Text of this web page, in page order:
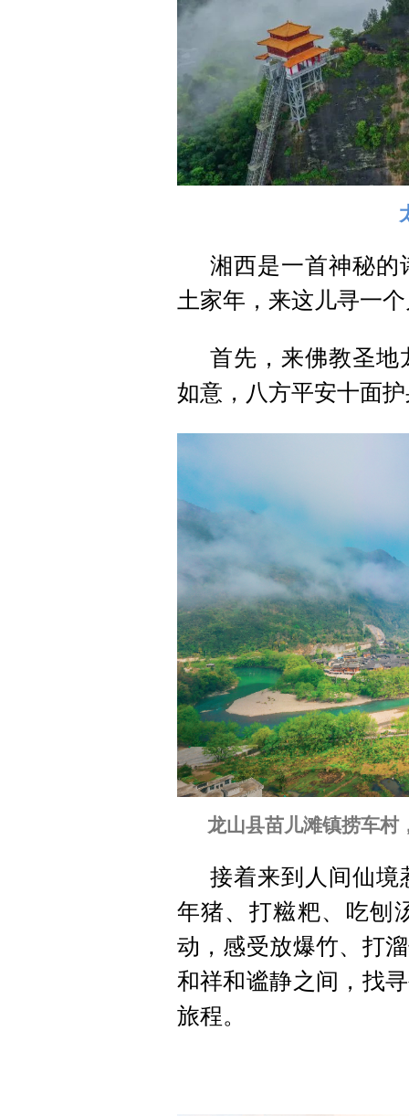
湘西是一首神秘的
土家年，来这儿寻一
首先，来佛教圣地
如意，八方平安十面
龙山县苗儿滩镇捞车村
接着来到人间仙境
年猪、打糍粑、吃刨
动，感受放爆竹、打
和祥和谧静之间，找
旅程。